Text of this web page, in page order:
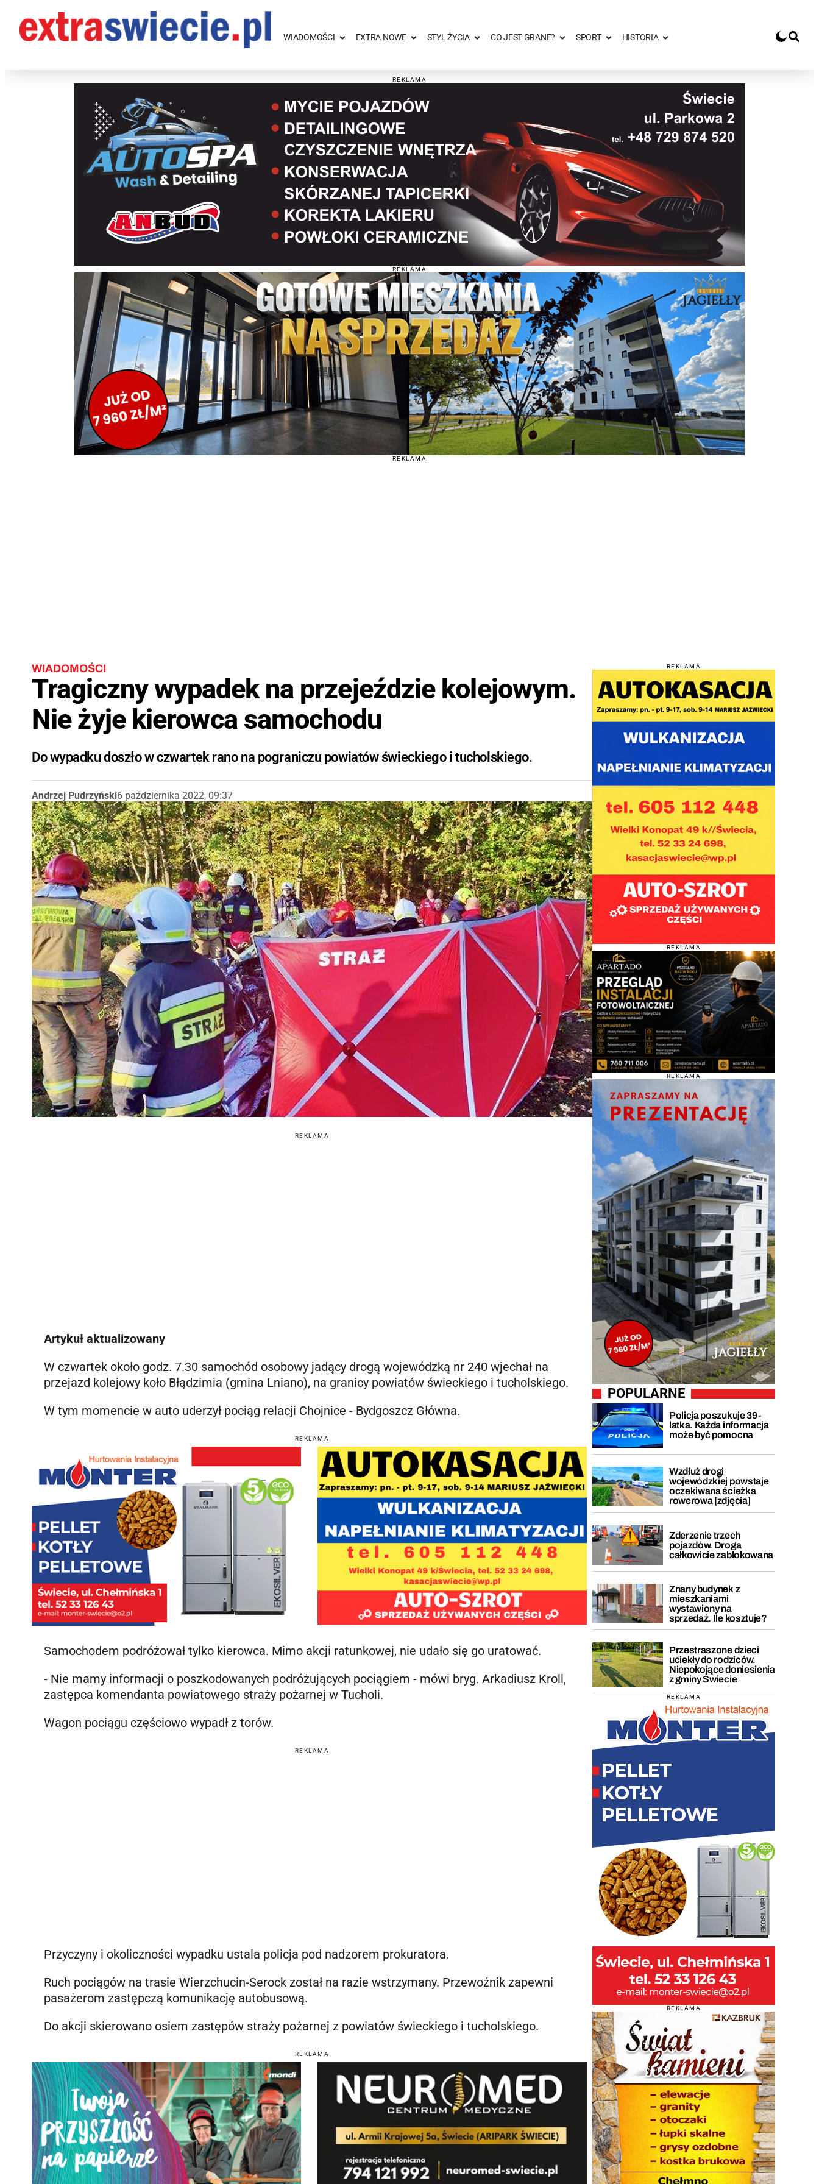
WIADOMOŚCI EXTRA NOWE STYL ŻYCIA CO JEST GRANE? SPORT HISTORIA
REKLAMA
REKLAMA
REKLAMA
WIADOMOŚCI
Tragiczny wypadek na przejeździe kolejowym.
Nie żyje kierowca samochodu
Do wypadku doszło w czwartek rano na pograniczu powiatów świeckiego i tucholskiego.
Andrzej Pudrzyński6 października 2022, 09:37
REKLAMA
Artykuł aktualizowany
W czwartek około godz. 7.30 samochód osobowy jadący drogą wojewódzką nr 240 wjechał na
przejazd kolejowy koło Błądzimia (gmina Lniano), na granicy powiatów świeckiego i tucholskiego.
W tym momencie w auto uderzył pociąg relacji Chojnice - Bydgoszcz Główna.
REKLAMA
Samochodem podróżował tylko kierowca. Mimo akcji ratunkowej, nie udało się go uratować.
- Nie mamy informacji o poszkodowanych podróżujących pociągiem - mówi bryg. Arkadiusz Kroll,
zastępca komendanta powiatowego straży pożarnej w Tucholi.
Wagon pociągu częściowo wypadł z torów.
REKLAMA
Przyczyny i okoliczności wypadku ustala policja pod nadzorem prokuratora.
Ruch pociągów na trasie Wierzchucin-Serock został na razie wstrzymany. Przewoźnik zapewni
pasażerom zastępczą komunikację autobusową.
Do akcji skierowano osiem zastępów straży pożarnej z powiatów świeckiego i tucholskiego.
REKLAMA
REKLAMA
REKLAMA
REKLAMA
POPULARNE
Policja poszukuje 39-
latka. Każda informacja
może być pomocna
Wzdłuż drogi
wojewódzkiej powstaje
oczekiwana ścieżka
rowerowa [zdjęcia]
Zderzenie trzech
pojazdów. Droga
całkowicie zablokowana
Znany budynek z
mieszkaniami
wystawiony na
sprzedaż. Ile kosztuje?
Przestraszone dzieci
uciekły do rodziców.
Niepokojące doniesienia
z gminy Świecie
REKLAMA
REKLAMA